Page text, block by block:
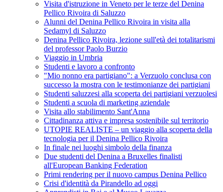
Visita d'istruzione in Veneto per le terze del Denina
Pellico Rivoira di Saluzzo
Alunni del Denina Pellico Rivoira in visita alla
Sedamyl di Saluzzo
Denina Pellico Rivoira, lezione sull'età dei totalitarismi
del professor Paolo Burzio
Viaggio in Umbria
Studenti e lavoro a confronto
"Mio nonno era partigiano": a Verzuolo conclusa con
successo la mostra con le testimonianze dei partigiani
Studenti saluzzesi alla scoperta dei partigiani verzuolesi
Studenti a scuola di marketing aziendale
Visita allo stabilimento Sant'Anna
Cittadinanza attiva e impresa sostenibile sul territorio
UTOPIE REALISTE – un viaggio alla scoperta della
tecnologia per il Denina Pellico Rivoira
In finale nei luoghi simbolo della finanza
Due studenti del Denina a Bruxelles finalisti
all'European Banking Federation
Primi rendering per il nuovo campus Denina Pellico
Crisi d'identità da Pirandello ad oggi